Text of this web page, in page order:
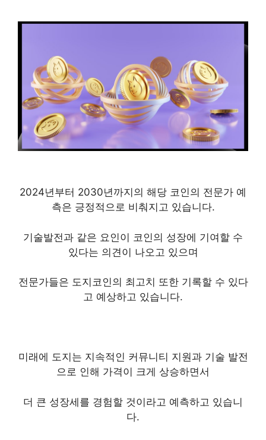
2024년부터 2030년까지의 해당 코인의 전문가 예
측은 긍정적으로 비춰지고 있습니다.
기술발전과 같은 요인이 코인의 성장에 기여할 수
있다는 의견이 나오고 있으며
전문가들은 도지코인의 최고치 또한 기록할 수 있다
고 예상하고 있습니다.
미래에 도지는 지속적인 커뮤니티 지원과 기술 발전
으로 인해 가격이 크게 상승하면서
더 큰 성장세를 경험할 것이라고 예측하고 있습니
다.